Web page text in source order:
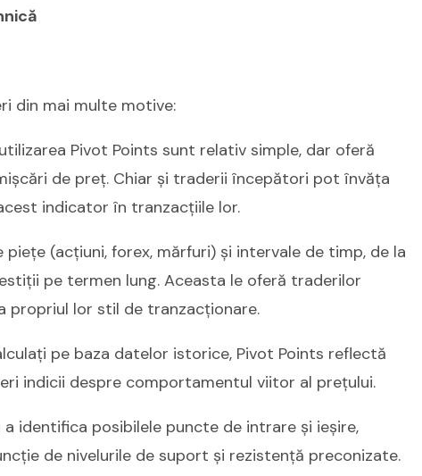
din mai multe motive:
Pivot Points sunt relativ simple, dar oferă
de preț. Chiar și traderii începători pot învăța
indicator în tranzacțiile lor.
(acțiuni, forex, mărfuri) și intervale de timp, de la
pe termen lung. Aceasta le oferă traderilor
propriul lor stil de tranzacționare.
pe baza datelor istorice, Pivot Points reflectă
indicii despre comportamentul viitor al prețului.
identifica posibilele puncte de intrare și ieșire,
de nivelurile de suport și rezistență preconizate.